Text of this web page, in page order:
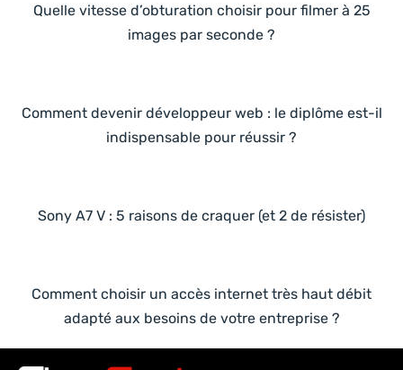
Quelle vitesse d’obturation choisir pour filmer à 25
images par seconde ?
Comment devenir développeur web : le diplôme est-il
indispensable pour réussir ?
Sony A7 V : 5 raisons de craquer (et 2 de résister)
Comment choisir un accès internet très haut débit
adapté aux besoins de votre entreprise ?